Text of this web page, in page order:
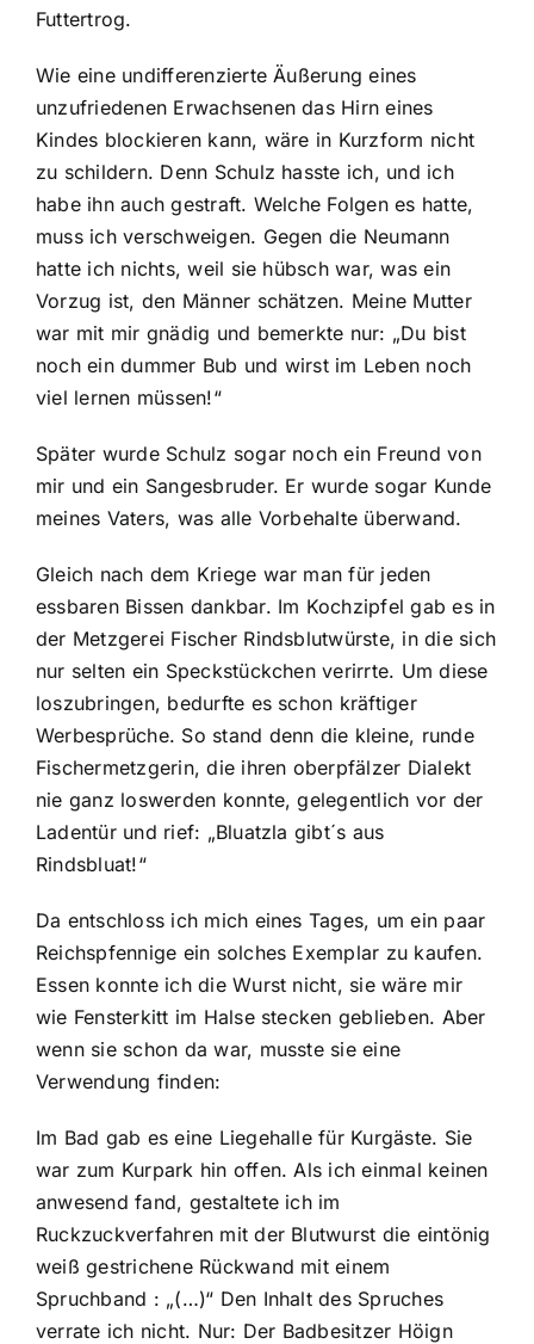
Futtertrog.
Wie eine undifferenzierte Äußerung eines
unzufriedenen Erwachsenen das Hirn eines
Kindes blockieren kann, wäre in Kurzform nicht
zu schildern. Denn Schulz hasste ich, und ich
habe ihn auch gestraft. Welche Folgen es hatte,
muss ich verschweigen. Gegen die Neumann
hatte ich nichts, weil sie hübsch war, was ein
Vorzug ist, den Männer schätzen. Meine Mutter
war mit mir gnädig und bemerkte nur: „Du bist
noch ein dummer Bub und wirst im Leben noch
viel lernen müssen!“
Später wurde Schulz sogar noch ein Freund von
mir und ein Sangesbruder. Er wurde sogar Kunde
meines Vaters, was alle Vorbehalte überwand.
Gleich nach dem Kriege war man für jeden
essbaren Bissen dankbar. Im Kochzipfel gab es in
der Metzgerei Fischer Rindsblutwürste, in die sich
nur selten ein Speckstückchen verirrte. Um diese
loszubringen, bedurfte es schon kräftiger
Werbesprüche. So stand denn die kleine, runde
Fischermetzgerin, die ihren oberpfälzer Dialekt
nie ganz loswerden konnte, gelegentlich vor der
Ladentür und rief: „Bluatzla gibt´s aus
Rindsbluat!“
Da entschloss ich mich eines Tages, um ein paar
Reichspfennige ein solches Exemplar zu kaufen.
Essen konnte ich die Wurst nicht, sie wäre mir
wie Fensterkitt im Halse stecken geblieben. Aber
wenn sie schon da war, musste sie eine
Verwendung finden:
Im Bad gab es eine Liegehalle für Kurgäste. Sie
war zum Kurpark hin offen. Als ich einmal keinen
anwesend fand, gestaltete ich im
Ruckzuckverfahren mit der Blutwurst die eintönig
weiß gestrichene Rückwand mit einem
Spruchband : „(…)“ Den Inhalt des Spruches
verrate ich nicht. Nur: Der Badbesitzer Höign